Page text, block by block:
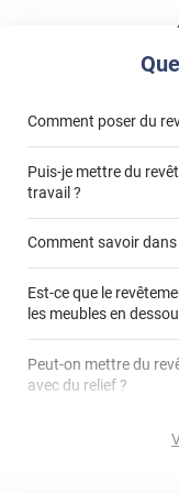
Comment poser du
«
Puis-je mettre du
travail ?
Comment savoir
Est-ce que le
les meubles en
Peut-on mettre du
avec du relief ?
Peut-on mettre du